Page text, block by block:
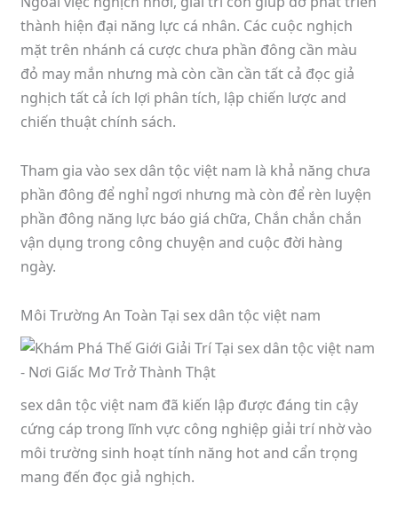
thành hiện đại năng lực cá nhân. Các cuộc nghịch
mặt trên nhánh cá cược chưa phần đông cần màu
đỏ may mắn nhưng mà còn cần cần tất cả đọc giả
nghịch tất cả ích lợi phân tích, lập chiến lược and
chiến thuật chính sách.
Tham gia vào sex dân tộc việt nam là khả năng chưa
phần đông để nghỉ ngơi nhưng mà còn để rèn luyện
phần đông năng lực báo giá chữa, Chắn chắn chắn
vận dụng trong công chuyện and cuộc đời hàng
ngày.
Môi Trường An Toàn Tại sex dân tộc việt nam
sex dân tộc việt nam đã kiến lập được đáng tin cậy
cứng cáp trong lĩnh vực công nghiệp giải trí nhờ vào
môi trường sinh hoạt tính năng hot and cẩn trọng
mang đến đọc giả nghịch.